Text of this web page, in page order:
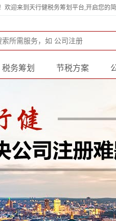
欢迎来到天行健税务筹划平台,开启您的
节税方案
税务筹划